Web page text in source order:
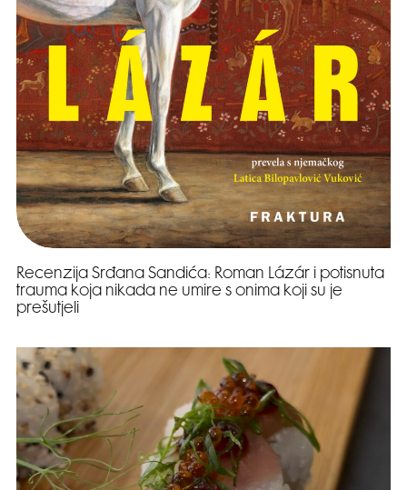
Recenzija Srđana Sandića: Roman Lázár i potisnuta
trauma koja nikada ne umire s onima koji su je
prešutjeli